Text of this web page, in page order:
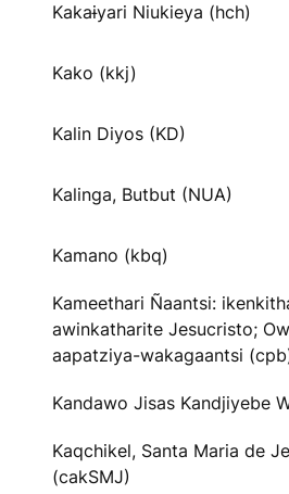
Kakaɨyari Niukieya (hch)
Kako (kkj)
Kalin Diyos (KD)
Kalinga, Butbut (NUA)
Kamano (kbq)
Kameethari Ñaantsi:
awinkatharite Jesucristo;
aapatziya-wakagaantsi
Kandawo Jisas Kandjiyebe
Kaqchikel, Santa Maria de
(cakSMJ)